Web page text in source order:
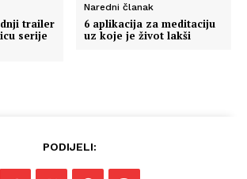
trailer
serije
Naredni članak
6 aplikacija za meditaciju
uz koje je život lakši
PODIJELI: